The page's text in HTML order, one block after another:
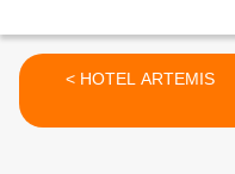
< HOTEL ARTEMIS